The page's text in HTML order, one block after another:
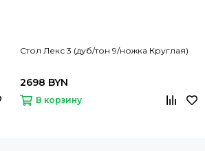
Стол Лекс 3 (дуб/тон 9/ножка Круглая)
2698 BYN
В корзину